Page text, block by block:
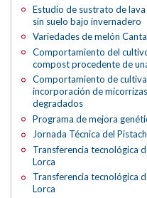
Estudio de sustrato de
sin suelo bajo invernadero
Variedades de melón
Comportamiento del
compost procedente de
Comportamiento de
incorporación de
degradados
Programa de mejora
Jornada Técnica del
Transferencia tecnológica
Lorca
Transferencia tecnológica
Lorca